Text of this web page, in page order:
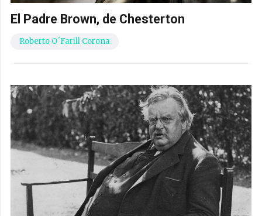
El Padre Brown, de Chesterton
Roberto O´Farill Corona